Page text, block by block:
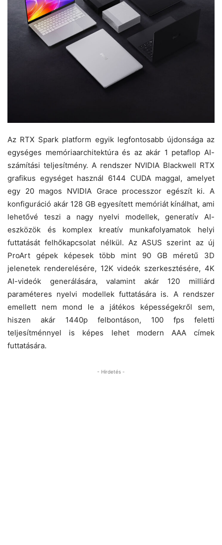
Az RTX Spark platform egyik legfontosabb újdonsága az
egységes memóriaarchitektúra és az akár 1 petaflop AI-
számítási teljesítmény. A rendszer NVIDIA Blackwell RTX
grafikus egységet használ 6144 CUDA maggal, amelyet
egy 20 magos NVIDIA Grace processzor egészít ki. A
konfiguráció akár 128 GB egyesített memóriát kínálhat, ami
lehetővé teszi a nagy nyelvi modellek, generatív AI-
eszközök és komplex kreatív munkafolyamatok helyi
futtatását felhőkapcsolat nélkül. Az ASUS szerint az új
ProArt gépek képesek több mint 90 GB méretű 3D
jelenetek renderelésére, 12K videók szerkesztésére, 4K
AI-videók generálására, valamint akár 120 milliárd
paraméteres nyelvi modellek futtatására is. A rendszer
emellett nem mond le a játékos képességekről sem,
hiszen akár 1440p felbontáson, 100 fps feletti
teljesítménnyel is képes lehet modern AAA címek
futtatására.
- Hirdetés -